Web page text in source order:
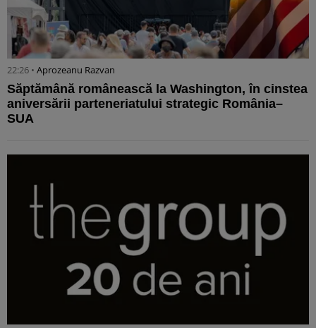
22:26 • Aprozeanu Razvan
Săptămână românească la Washington, în cinstea
aniversării parteneriatului strategic România–
SUA